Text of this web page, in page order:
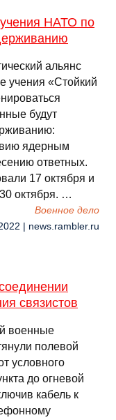
НАТО по
альянс
учения «Стойкий
будут
ядерным
ответных.
17 октября и
октября. …
Военное дело
| news.rambler.ru
связистов
военные
полевой
условного
до огневой
кабель к